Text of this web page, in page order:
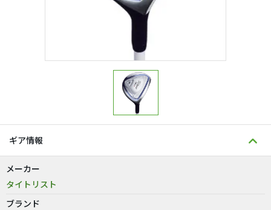
ギア情報
メーカー
タイトリスト
ブランド